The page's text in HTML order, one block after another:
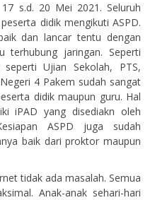
s.d. 20 Mei 2021. Seluruh
didik mengikuti ASPD.
dan lancar tentu dengan
terhubung jaringan. Seperti
seperti Ujian Sekolah, PTS,
4 Pakem sudah sangat
didik maupun guru. Hal
iPAD yang disediakn oleh
ASPD juga sudah
baik dari proktor maupun
tidak ada masalah. Semua
Anak-anak sehari-hari